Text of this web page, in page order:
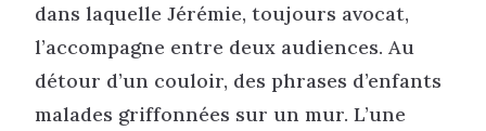
dans laquelle Jérémie, toujours avocat,
l’accompagne entre deux audiences. Au
détour d’un couloir, des phrases d’enfants
malades griffonnées sur un mur. L’une